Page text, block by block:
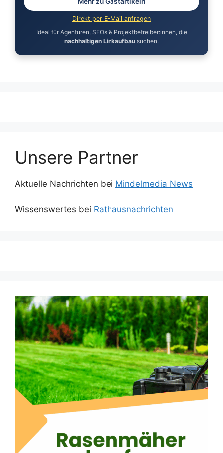
Mehr zu Gastartikeln
Direkt per E-Mail anfragen
Ideal für Agenturen, SEOs & Projektbetreiber:innen, die
nachhaltigen Linkaufbau suchen.
Unsere Partner
Aktuelle Nachrichten bei Mindelmedia News
Wissenswertes bei Rathausnachrichten